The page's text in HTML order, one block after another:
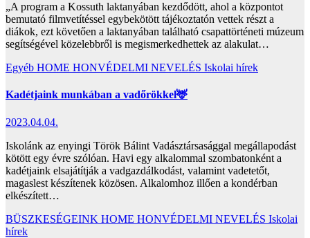
„A program a Kossuth laktanyában kezdődött, ahol a központot
bemutató filmvetítéssel egybekötött tájékoztatón vettek részt a
diákok, ezt követően a laktanyában található csapattörténeti múzeum
segítségével közelebbről is megismerkedhettek az alakulat…
Egyéb HOME HONVÉDELMI NEVELÉS Iskolai hírek
Kadétjaink munkában a vadőrökkel🦌
2023.04.04.
Iskolánk az enyingi Török Bálint Vadásztársasággal megállapodást
kötött egy évre szólóan. Havi egy alkalommal szombatonként a
kadétjaink elsajátítják a vadgazdálkodást, valamint vadetetőt,
magaslest készítenek közösen. Alkalomhoz illően a kondérban
elkészített…
BÜSZKESÉGEINK HOME HONVÉDELMI NEVELÉS Iskolai
hírek